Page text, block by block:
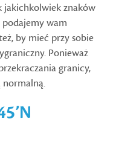
jakichkolwiek znaków
wam
by mieć przy sobie
Ponieważ
granicy,
normalną.